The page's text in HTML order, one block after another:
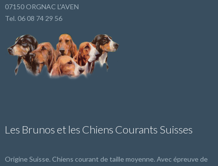
07150 ORGNAC L'AVEN
Tel. 06 08 74 29 56
Les Brunos et les Chiens Courants Suisses
Origine Suisse. Chiens courant de taille moyenne. Avec épreuve de